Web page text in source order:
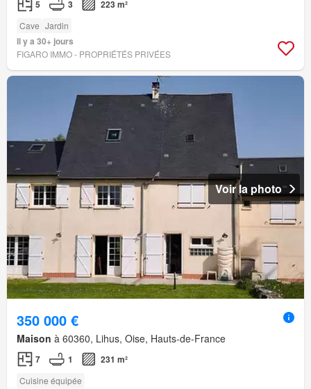
5 3 223 m²
Cave Jardin
Il y a 30+ jours
FIGARO IMMO - PROPRIÉTÉS PRIVÉES
Voir la photo
350 000 €
Maison à 60360, Lihus, Oise, Hauts-de-France
7 1 231 m²
Cuisine équipée